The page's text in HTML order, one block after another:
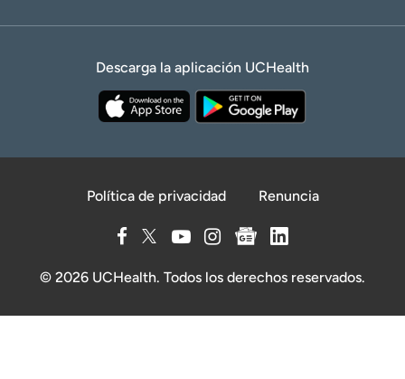
Descarga la aplicación UCHealth
Política de privacidad Renuncia
© 2026 UCHealth. Todos los derechos reservados.